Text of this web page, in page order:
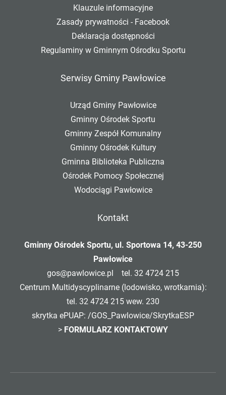
Klauzule informacyjne
Zasady prywatności - Facebook
Deklaracja dostępności
Regulaminy w Gminnym Ośrodku Sportu
Serwisy Gminy Pawłowice
Urząd Gminy Pawłowice
Gminny Ośrodek Sportu
Gminny Zespół Komunalny
Gminny Ośrodek Kultury
Gminna Biblioteka Publiczna
Ośrodek Pomocy Społecznej
Wodociągi Pawłowice
Kontakt
Gminny Ośrodek Sportu, ul. Sportowa 14, 43-250
Pawłowice
gos@pawlowice.pl tel. 32 4724 215
Centrum Multidyscyplinarne (lodowisko, wrotkarnia):
tel. 32 4724 215 wew. 230
skrytka ePUAP: /GOS_Pawlowice/SkrytkaESP
> FORMULARZ KONTAKTOWY